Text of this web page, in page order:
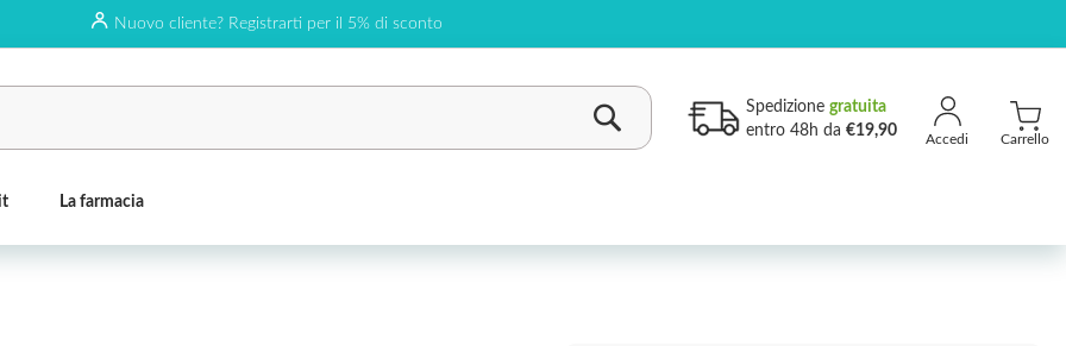
Nuovo cliente? Registrarti per il 5% di sconto
Carrello
Spedizione gratuita
entro 48h da €19,90
La farmacia